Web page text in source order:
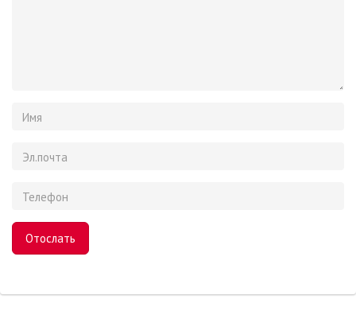
Имя
Эл.почта
Телефон
Surname
Отослать